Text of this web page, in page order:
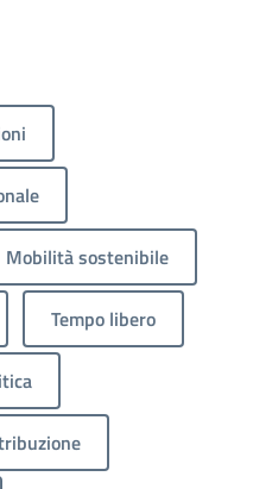
Mobilità sostenibile
Tempo libero